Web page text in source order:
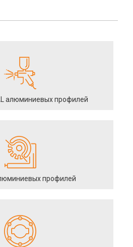
алюминиевых профилей
профилей